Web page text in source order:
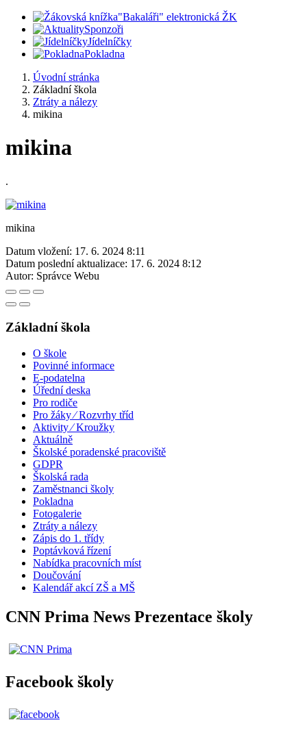
"Bakaláři" elektronická ŽK
Sponzoři
Jídelníčky
Pokladna
Úvodní stránka
Základní škola
Ztráty a nálezy
mikina
mikina
.
mikina
Datum vložení: 17. 6. 2024 8:11
Datum poslední aktualizace: 17. 6. 2024 8:12
Autor: Správce Webu
Základní škola
O škole
Povinné informace
E-podatelna
Úřední deska
Pro rodiče
Pro žáky ⁄ Rozvrhy tříd
Aktivity ⁄ Kroužky
Aktuálně
Školské poradenské pracoviště
GDPR
Školská rada
Zaměstnanci školy
Pokladna
Fotogalerie
Ztráty a nálezy
Zápis do 1. třídy
Poptávková řízení
Nabídka pracovních míst
Doučování
Kalendář akcí ZŠ a MŠ
CNN Prima News Prezentace školy
Facebook školy